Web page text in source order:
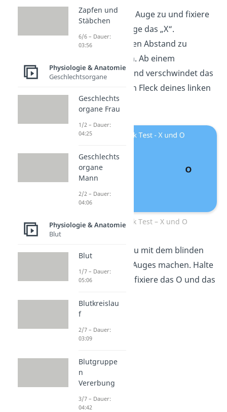
Halte dein rechtes Auge zu und fixiere
mit dem linken Auge das „X“.
Vergrößere nun den Abstand zu
deinem Bildschirm. Ab einem
bestimmten Abstand verschwindet das
O, da es im blinden Fleck deines linken
Auges landet.
Blinder Fleck Test – X und O
Dasselbe kannst du mit dem blinden
Fleck des rechten Auges machen. Halte
das linke Auge zu, fixiere das O und das
Zapfen und
Stäbchen
6/6 – Dauer:
03:56
Physiologie & Anatomie
Geschlechtsorgane
Geschlechts
organe Frau
1/2 – Dauer:
04:25
Geschlechts
organe
Mann
2/2 – Dauer:
04:06
Physiologie & Anatomie
Blut
Blut
1/7 – Dauer:
05:06
Blutkreislau
f
2/7 – Dauer:
03:09
Blutgruppe
n
Vererbung
3/7 – Dauer:
04:42